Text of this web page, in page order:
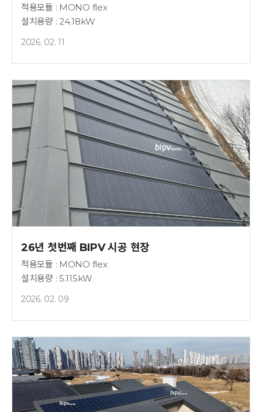
적용모듈 : MONO flex
설치용량 : 24.18kW
2026. 02. 11
26년 첫번째 BIPV 시공 현장
적용모듈 : MONO flex
설치용량 : 5.115kW
2026. 02. 09